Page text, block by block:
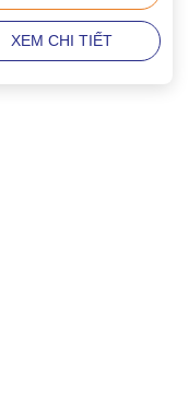
XEM CHI TIẾT